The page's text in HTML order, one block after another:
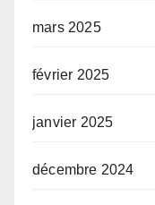
mars 2025
février 2025
janvier 2025
décembre 2024